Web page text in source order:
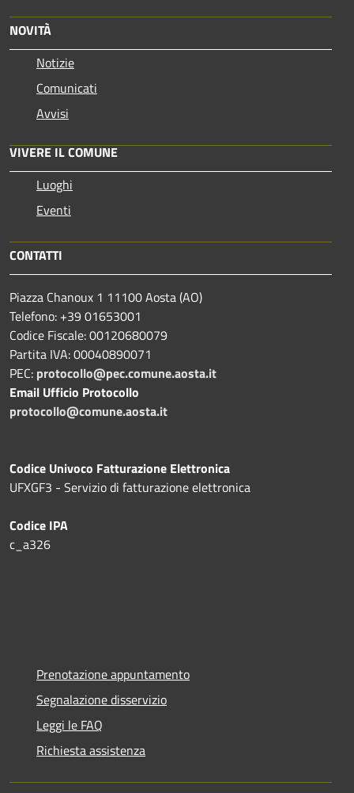
NOVITÀ
Notizie
Comunicati
Avvisi
VIVERE IL COMUNE
Luoghi
Eventi
CONTATTI
Piazza Chanoux 1 11100 Aosta (AO)
Telefono: +39 01653001
Codice Fiscale: 00120680079
Partita IVA: 00040890071
PEC: protocollo@pec.comune.aosta.it
Email Ufficio Protocollo
protocollo@comune.aosta.it
Codice Univoco Fatturazione Elettronica
UFXGF3 - Servizio di fatturazione elettronica
Codice IPA
c_a326
Prenotazione appuntamento
Segnalazione disservizio
Leggi le FAQ
Richiesta assistenza